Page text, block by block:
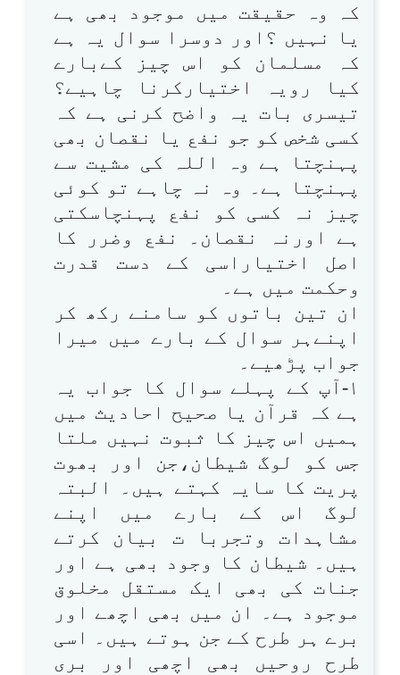
کہ وہ حقیقت میں موجود بھی ہے
یا نہیں ؟اور دوسرا سوال یہ ہے
کہ مسلمان کو اس چیز کےبارے
کیا رویہ اختیارکرنا چاہیے؟
تیسری بات یہ واضح کرنی ہے کہ
کسی شخص کو جو نفع یا نقصان بھی
پہنچتا ہے وہ اللہ کی مشیت سے
پہنچتا ہے۔ وہ نہ چاہے تو کوئی
چیز نہ کسی کو نفع پہنچاسکتی
ہے اورنہ نقصان۔ نفع وضرر کا
اصل اختیاراسی کے دست قدرت
وحکمت میں ہے۔
ان تین باتوں کو سامنے رکھ کر
اپنےہر سوال کے بارے میں میرا
جواب پڑھیے۔
۱-آپ کے پہلے سوال کا جواب یہ
ہے کہ قرآن یا صحیح احادیث میں
ہمیں اس چیز کا ثبوت نہیں ملتا
جس کو لوگ شیطان،جن اور بھوت
پریت کا سایہ کہتے ہیں۔ البتہ
لوگ اس کے بارے میں اپنے
مشاہدات وتجربا ت بیان کرتے
ہیں۔ شیطان کا وجود بھی ہے اور
جنات کی بھی ایک مستقل مخلوق
موجود ہے۔ ان میں بھی اچھے اور
برے ہر طرح کے جن ہوتے ہیں۔ اسی
طرح روحیں بھی اچھی اور بری